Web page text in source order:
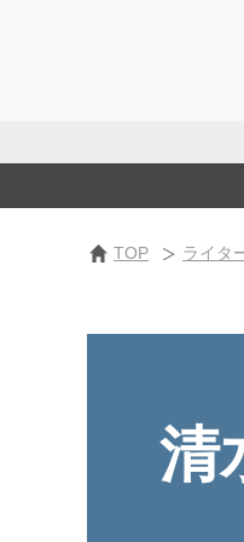
TOP ライタ
清